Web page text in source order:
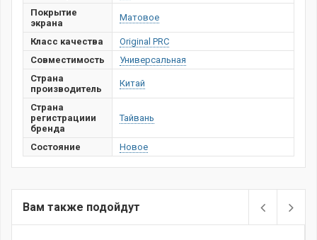
Покрытие
экрана
Матовое
Класс качества
Original PRC
Совместимость
Универсальная
Страна
производитель
Китай
Страна
регистрациии
бренда
Тайвань
Состояние Новое
Вам также подойдут